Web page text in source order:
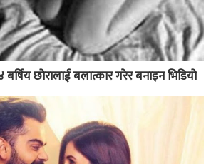
छोरालाई बलात्कार गरेर बनाइन भिडियो